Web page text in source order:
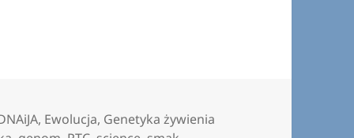
, Ewolucja, Genetyka żywienia